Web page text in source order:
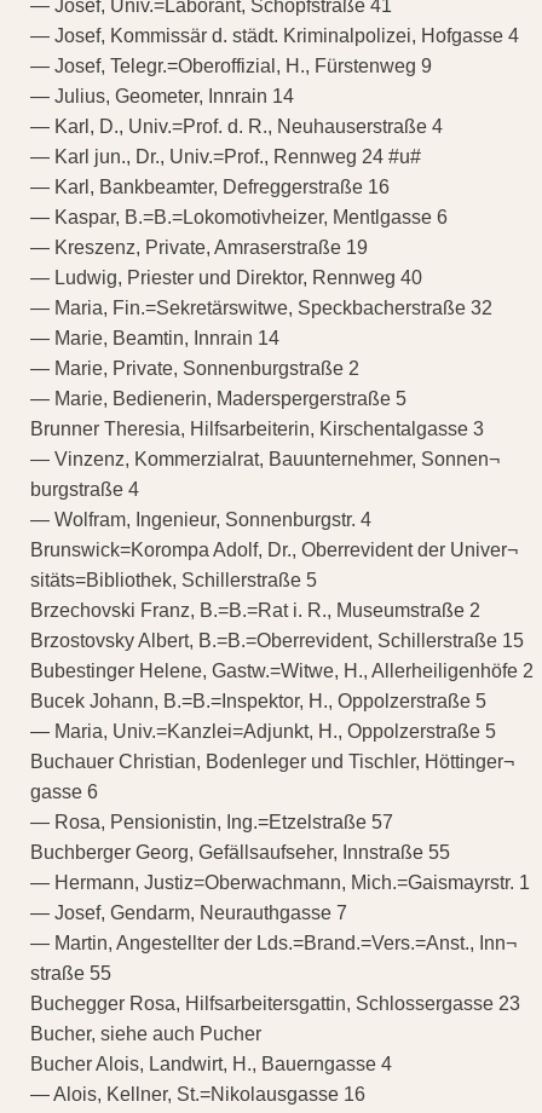
— Josef, Univ.=Laborant, Schöpfstraße 41
— Josef, Kommissär d. städt. Kriminalpolizei, Hofgasse 4
— Josef, Telegr.=Oberoffizial, H., Fürstenweg 9
— Julius, Geometer, Innrain 14
— Karl, D., Univ.=Prof. d. R., Neuhauserstraße 4
— Karl jun., Dr., Univ.=Prof., Rennweg 24 #u#
— Karl, Bankbeamter, Defreggerstraße 16
— Kaspar, B.=B.=Lokomotivheizer, Mentlgasse 6
— Kreszenz, Private, Amraserstraße 19
— Ludwig, Priester und Direktor, Rennweg 40
— Maria, Fin.=Sekretärswitwe, Speckbacherstraße 32
— Marie, Beamtin, Innrain 14
— Marie, Private, Sonnenburgstraße 2
— Marie, Bedienerin, Maderspergerstraße 5
Brunner Theresia, Hilfsarbeiterin, Kirschentalgasse 3
— Vinzenz, Kommerzialrat, Bauunternehmer, Sonnen¬
burgstraße 4
— Wolfram, Ingenieur, Sonnenburgstr. 4
Brunswick=Korompa Adolf, Dr., Oberrevident der Univer¬
sitäts=Bibliothek, Schillerstraße 5
Brzechovski Franz, B.=B.=Rat i. R., Museumstraße 2
Brzostovsky Albert, B.=B.=Oberrevident, Schillerstraße 15
Bubestinger Helene, Gastw.=Witwe, H., Allerheiligenhöfe 2
Bucek Johann, B.=B.=Inspektor, H., Oppolzerstraße 5
— Maria, Univ.=Kanzlei=Adjunkt, H., Oppolzerstraße 5
Buchauer Christian, Bodenleger und Tischler, Höttinger¬
gasse 6
— Rosa, Pensionistin, Ing.=Etzelstraße 57
Buchberger Georg, Gefällsaufseher, Innstraße 55
— Hermann, Justiz=Oberwachmann, Mich.=Gaismayrstr. 1
— Josef, Gendarm, Neurauthgasse 7
— Martin, Angestellter der Lds.=Brand.=Vers.=Anst., Inn¬
straße 55
Buchegger Rosa, Hilfsarbeitersgattin, Schlossergasse 23
Bucher, siehe auch Pucher
Bucher Alois, Landwirt, H., Bauerngasse 4
— Alois, Kellner, St.=Nikolausgasse 16